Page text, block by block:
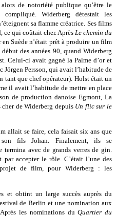
de notoriété publique qu’être le
Widerberg détestait les
sa flamme créatrice. Ses films
ce qui coûtait cher. Après Le chemin du
Suède n’était prêt à produire un film
des années 90, quand Widerberg
Celui-ci avait gagné la Palme d’or et
Jörgen Persson, qui avait l’habitude de
tant que chef opérateur). Holst était un
il avait l’habitude de mettre en place
de production danoise Egmont, La
de Widerberg depuis Un flic sur le
allait se faire, cela faisait six ans que
son fils Johan. Finalement, ils se
termina avec de grands verres de gin.
accepter le rôle. C’était l’une des
de film, pour Widerberg : les
et obtint un large succès auprès du
de Berlin et une nomination aux
les nominations duQuartier du